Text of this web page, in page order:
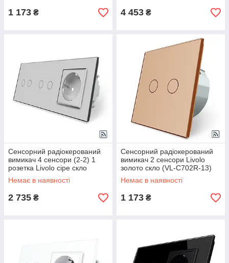
1 173 ₴ 4 453 ₴
Сенсорний радіокерований
вимикач 4 сенсори (2-2) 1
розетка Livolo сіре скло
Немає в наявності
2 735 ₴
Сенсорний радіокерований
вимикач 2 сенсори Livolo
золото скло (VL-C702R-13)
Немає в наявності
1 173 ₴